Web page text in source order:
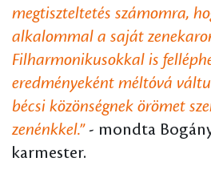
megtiszteltetés számomra,
alkalommal a saját
Filharmonikusokkal is
eredményeként méltóvá
bécsi közönségnek örömet
zenénkkel.”- mondta
karmester.